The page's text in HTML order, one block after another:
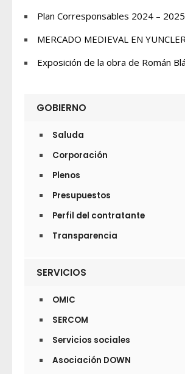
Plan Corresponsables 2024 – 2025
MERCADO MEDIEVAL EN
Exposición de la obra de Román
GOBIERNO
Saluda
Corporación
Plenos
Presupuestos
Perfil del contratante
Transparencia
SERVICIOS
OMIC
SERCOM
Servicios sociales
Asociación DOWN